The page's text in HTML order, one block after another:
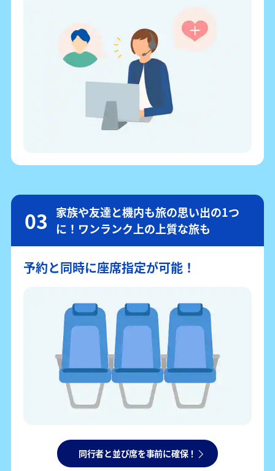
家族や友達と機内も旅の思い出の1つ
に！ワンランク上の上質な旅も
予約と同時に座席指定が可能！
同行者と並び席を事前に確保！